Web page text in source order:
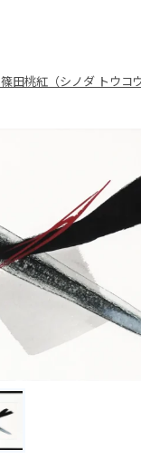
篠田桃紅（シノダ トウコウ